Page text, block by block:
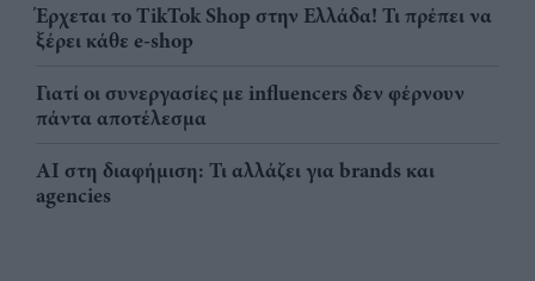
Έρχεται το TikTok Shop στην Ελλάδα! Τι πρέπει να
ξέρει κάθε e-shop
Γιατί οι συνεργασίες με influencers δεν φέρνουν
πάντα αποτέλεσμα
AI στη διαφήμιση: Τι αλλάζει για brands και
agencies